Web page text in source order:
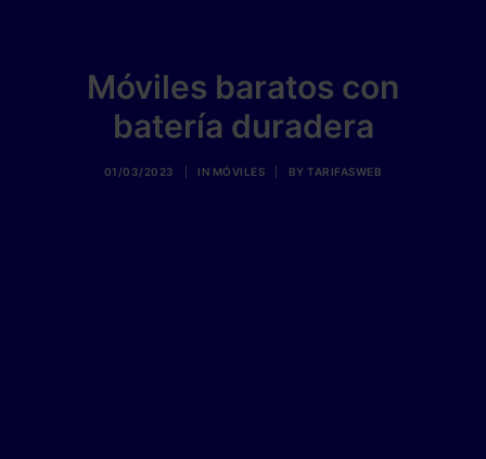
Móviles baratos con
batería duradera
01/03/2023 IN MÓVILES BYTARIFASWEB